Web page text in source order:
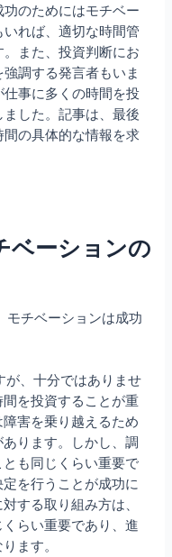
のためにはモチベー
れば、適切な時間管
また、投資判断にお
調する発言者もいま
事に多くの時間を投
した。記事は、最後
の具体的な情報を求
ベーションの
モチベーションは成功
が、十分ではありませ
を投資することが重
害を乗り越えるため
ります。しかし、調
も同じくらい重要で
を行うことが成功に
する取り組み方は、
らい重要であり、進
ます。